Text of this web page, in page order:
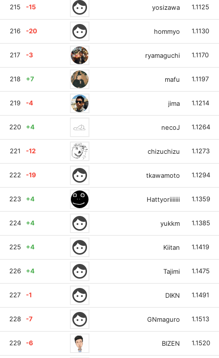
215 -15 face yosizawa 1.1125
216 -20 face hommyo 1.1130
217 -3 ryamaguchi 1.1170
218 +7 mafu 1.1197
219 -4 jima 1.1214
220 +4 necoJ 1.1264
221 -12 chizuchizu 1.1273
222 -19 face tkawamoto 1.1294
223 +4 Hattyoriiiiiii 1.1359
224 +4 face yukkm 1.1385
225 +4 face Kiitan 1.1419
226 +4 face Tajimi 1.1475
227 -1 face DIKN 1.1491
228 -7 face GNmaguro 1.1513
229 -6 BIZEN 1.1520